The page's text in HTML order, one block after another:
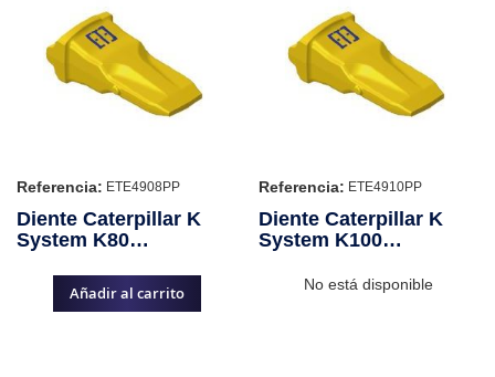
Referencia: ETE4908PP
Diente Caterpillar K
System K80
Añadir al carrito
Referencia: ETE4910PP
Diente Caterpillar K
System K100
No está disponible